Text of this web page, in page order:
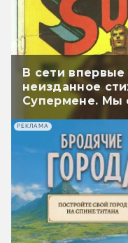
В сети
неизданное
Супермене. Мы
РЕКЛАМА